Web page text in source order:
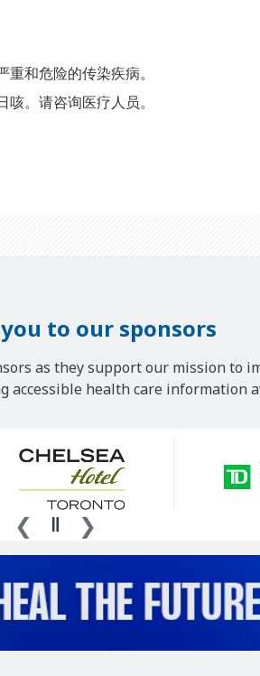
和危险的传染疾病。
。请咨询医疗人员。
to our sponsors
as they support our mission to
accessible health care information